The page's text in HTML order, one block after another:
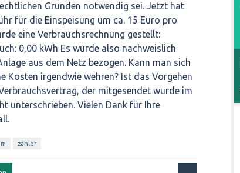
Gründen notwendig sei. Jetzt hat
für die Einspeisung um ca. 15 Euro pro
eine Verbrauchsrechnung gestellt:
0,00 kWh Es wurde also nachweislich
aus dem Netz bezogen. Kann man sich
Kosten irgendwie wehren? Ist das Vorgehen
der mitgesendet wurde im
unterschrieben. Vielen Dank für Ihre
zähler